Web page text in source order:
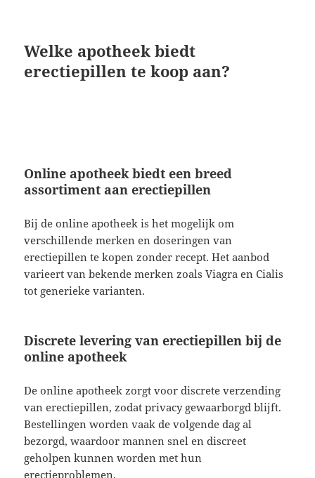
Welke apotheek biedt
erectiepillen te koop aan?
Online apotheek biedt een breed
assortiment aan erectiepillen
Bij de online apotheek is het mogelijk om
verschillende merken en doseringen van
erectiepillen te kopen zonder recept. Het aanbod
varieert van bekende merken zoals Viagra en Cialis
tot generieke varianten.
Discrete levering van erectiepillen bij de
online apotheek
De online apotheek zorgt voor discrete verzending
van erectiepillen, zodat privacy gewaarborgd blijft.
Bestellingen worden vaak de volgende dag al
bezorgd, waardoor mannen snel en discreet
geholpen kunnen worden met hun
erectieproblemen.